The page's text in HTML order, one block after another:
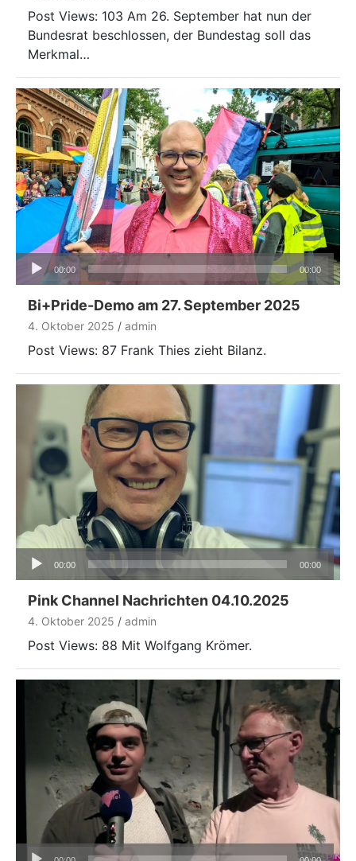
Post Views: 103 Am 26. September hat nun der
Bundesrat beschlossen, der Bundestag soll das
Merkmal…
Audio-
Player
00:00 00:00
Bi+Pride-Demo am 27. September 2025
4. Oktober 2025 admin
Post Views: 87 Frank Thies zieht Bilanz.
Audio-
00:00 00:00
Pink Channel Nachrichten 04.10.2025
4. Oktober 2025 admin
Post Views: 88 Mit Wolfgang Krömer.
Audio-